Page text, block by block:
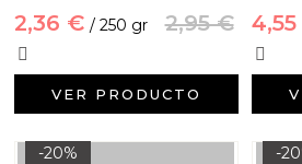
2,36 € / 250 gr 2,95 €
VER PRODUCTO
-20% -